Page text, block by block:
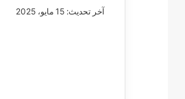
آخر تحديث: 15 مايو، 2025